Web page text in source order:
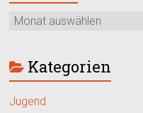
Kategorien
Jugend